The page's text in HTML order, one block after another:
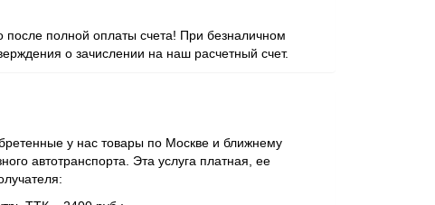
после полной оплаты счета! При безналичном
о зачислении на наш расчетный счет.
у нас товары по Москве и ближнему
автотранспорта. Эта услуга платная, ее